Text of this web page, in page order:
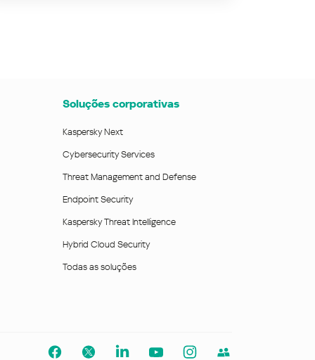
Soluções corporativas
Kaspersky Next
Cybersecurity Services
Threat Management and Defense
Endpoint Security
Kaspersky Threat Intelligence
Hybrid Cloud Security
Todas as soluções